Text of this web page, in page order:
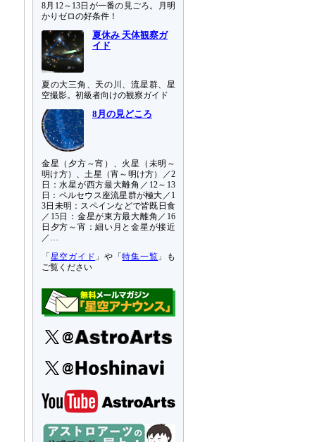
8月12～13日が一番の見ごろ。月明
かりゼロの好条件！
夏休み 天体観察ガ
イド
夏の大三角、天の川、流星群、星
空撮影。初級者向けの観察ガイド
8月の見どころ
金星（夕方～宵）、火星（未明～
明け方）、土星（宵～明け方）／2
日：水星が西方最大離角／12～13
日：ペルセウス座流星群が極大／1
3日未明：スペインなどで皆既日食
／15日：金星が東方最大離角／16
日夕方～宵：細い月と金星が接近
／…
「 星空ガイド 」や「特集一覧 」も
ご覧ください